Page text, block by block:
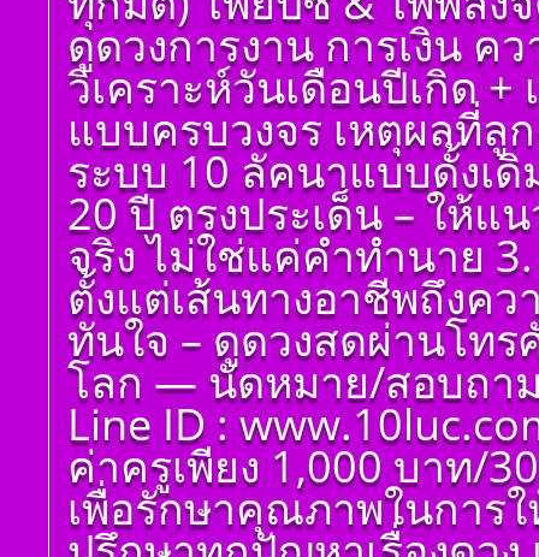
ดูดวงการงาน การเงิน ค
วิเคราะห์วันเดือนปีเกิด
แบบครบวงจร เหตุผลที่ลู
ระบบ 10 ลัคนาแบบดั้งเ
20 ปี ตรงประเด็น – ให้แ
จริง ไม่ใช่แค่คำทำนาย
ตั้งแต่เส้นทางอาชีพถึงค
ทันใจ – ดูดวงสดผ่านโท
โลก — นัดหมาย/สอบถา
Line ID :
ค่าครูเพียง 1,000 บาท/
เพื่อรักษาคุณภาพในการ